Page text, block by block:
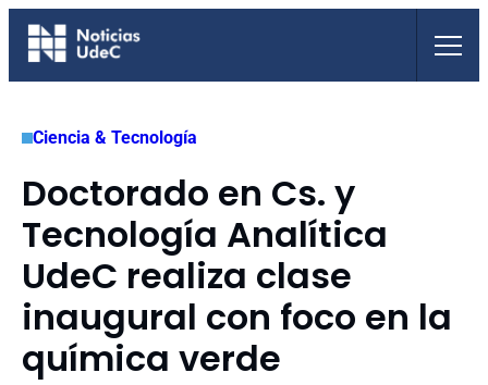
Saltar
Ciencia & Tecnología
Doctorado en Cs. y
Tecnología Analítica
UdeC realiza clase
inaugural con foco en la
química verde